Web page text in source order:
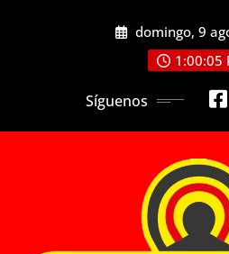
domingo, 9
1:00:06
Síguenos